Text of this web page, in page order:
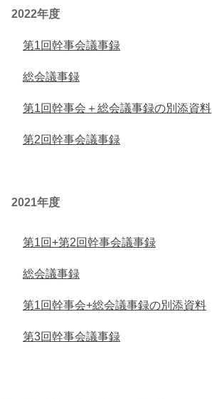
2022年度
第1回幹事会議事録
総会議事録
第1回幹事会＋総会議事録の別添資料
第2回幹事会議事録
2021年度
第1回+第2回幹事会議事録
総会議事録
第1回幹事会+総会議事録の別添資料
第3回幹事会議事録